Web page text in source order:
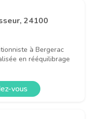
24100
à Bergerac
en rééquilibrage
vous